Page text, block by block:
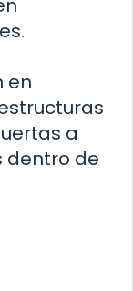
en
a
dentro de